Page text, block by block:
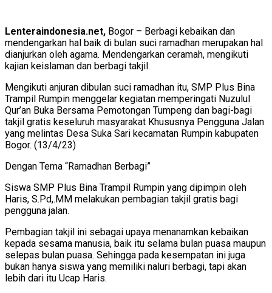
Lenteraindonesia.net, Bogor – Berbagi kebaikan dan
mendengarkan hal baik di bulan suci ramadhan merupakan hal
dianjurkan oleh agama. Mendengarkan ceramah, mengikuti
kajian keislaman dan berbagi takjil.
Mengikuti anjuran dibulan suci ramadhan itu, SMP Plus Bina
Trampil Rumpin menggelar kegiatan memperingati Nuzulul
Qur’an Buka Bersama Pemotongan Tumpeng dan bagi-bagi
takjil gratis keseluruh masyarakat Khususnya Pengguna Jalan
yang melintas Desa Suka Sari kecamatan Rumpin kabupaten
Bogor. (13/4/23)
Dengan Tema “Ramadhan Berbagi”
Siswa SMP Plus Bina Trampil Rumpin yang dipimpin oleh
Haris, S.Pd,.MM melakukan pembagian takjil gratis bagi
pengguna jalan.
Pembagian takjil ini sebagai upaya menanamkan kebaikan
kepada sesama manusia, baik itu selama bulan puasa maupun
selepas bulan puasa. Sehingga pada kesempatan ini juga
bukan hanya siswa yang memiliki naluri berbagi, tapi akan
lebih dari itu Ucap Haris.